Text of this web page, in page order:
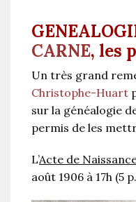
CARNE, les
Un très grand
Christophe-Huart
sur la généalogie
permis de les
L’Acte de
août 1906 à 17h (5